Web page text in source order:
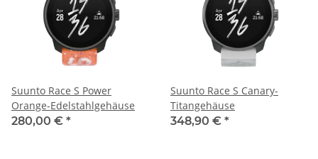
Suunto Race S Power
Orange-Edelstahlgehäuse
280,00 € *
Suunto Race S Canary-
Titangehäuse
348,90 € *